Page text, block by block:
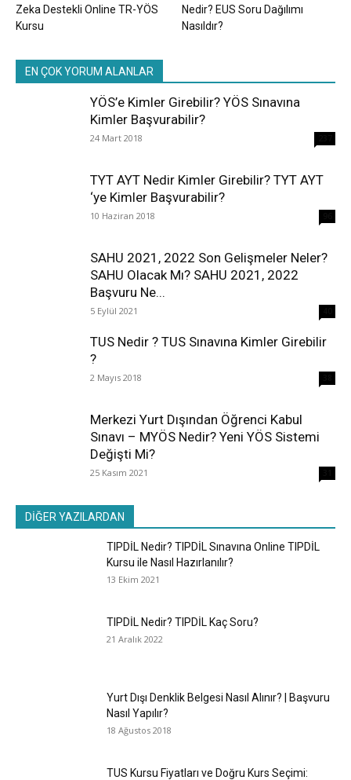
Zeka Destekli Online TR-YÖS
Kursu
Nedir? EUS Soru Dağılımı
Nasıldır?
EN ÇOK YORUM ALANLAR
YÖS’e Kimler Girebilir? YÖS Sınavına
Kimler Başvurabilir?
24 Mart 2018
TYT AYT Nedir Kimler Girebilir? TYT AYT
‘ye Kimler Başvurabilir?
10 Haziran 2018
SAHU 2021, 2022 Son Gelişmeler Neler?
SAHU Olacak Mı? SAHU 2021, 2022
Başvuru Ne...
5 Eylül 2021
TUS Nedir ? TUS Sınavına Kimler Girebilir
?
2 Mayıs 2018
Merkezi Yurt Dışından Öğrenci Kabul
Sınavı – MYÖS Nedir? Yeni YÖS Sistemi
Değişti Mi?
25 Kasım 2021
DİĞER YAZILARDAN
TIPDİL Nedir? TIPDİL Sınavına Online TIPDİL
Kursu ile Nasıl Hazırlanılır?
13 Ekim 2021
TIPDİL Nedir? TIPDİL Kaç Soru?
21 Aralık 2022
Yurt Dışı Denklik Belgesi Nasıl Alınır? | Başvuru
Nasıl Yapılır?
18 Ağustos 2018
TUS Kursu Fiyatları ve Doğru Kurs Seçimi: